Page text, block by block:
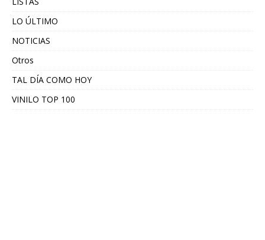
LO ÚLTIMO
NOTICIAS
Otros
TAL DÍA COMO HOY
VINILO TOP 100